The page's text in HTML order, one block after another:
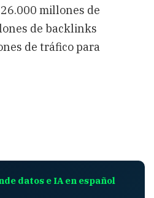
millones de
de backlinks
de tráfico para
datos e IA en español